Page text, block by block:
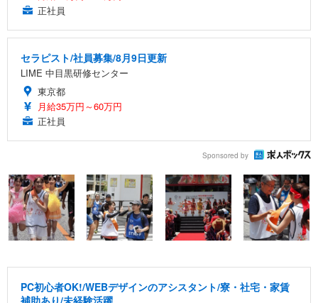
正社員
セラピスト/社員募集/8月9日更新
LIME 中目黒研修センター
東京都
月給35万円～60万円
正社員
Sponsored by
PC初心者OK!/WEBデザインのアシスタント/寮・社宅・家賃